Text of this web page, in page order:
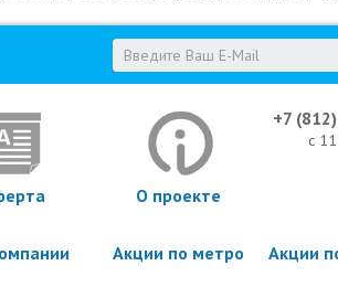
+7
с
О проекте
Акции по метро Акции